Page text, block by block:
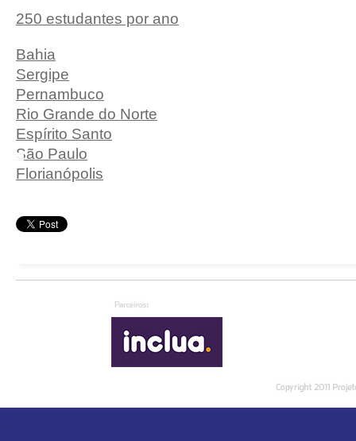
250 estudantes por ano
Bahia
Sergipe
Pernambuco
Rio Grande do Norte
Espírito Santo
São Paulo
Florianópolis